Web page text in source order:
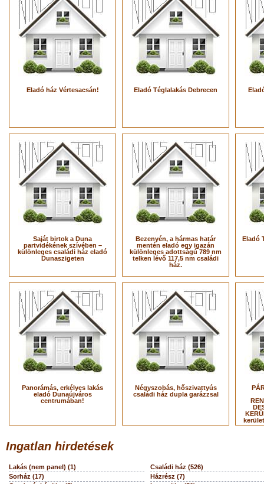
Eladó ház Vértesacsán! Eladó Téglalakás Debrecen
Saját birtok a Duna
partvidékének szívében –
különleges családi ház eladó
Dunaszigeten
Bezenyén, a hármas határ
mentén eladó egy igazán
különleges adottságú 789 nm
telken lévő 117,5 nm családi
ház.
Eladó
Panorámás, erkélyes lakás
eladó Dunaújváros
centrumában!
Négyszobás, hőszivattyús
családi ház dupla garázzsal
Ingatlan hirdetések
Lakás (nem panel) (1)
Családi ház (526)
Sorház (17)
Házrész (7)